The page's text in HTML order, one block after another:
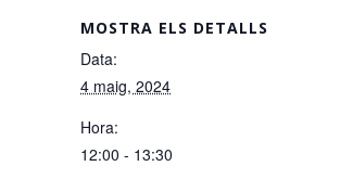
MOSTRA ELS DETALLS
Data:
4 maig, 2024
Hora:
12:00 - 13:30